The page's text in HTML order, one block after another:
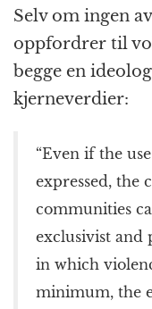
Selv om ingen
oppfordrer til
begge en
kjerneverdier:
“Even if the
expressed, the
communities
exclusivist and
in which
minimum, the